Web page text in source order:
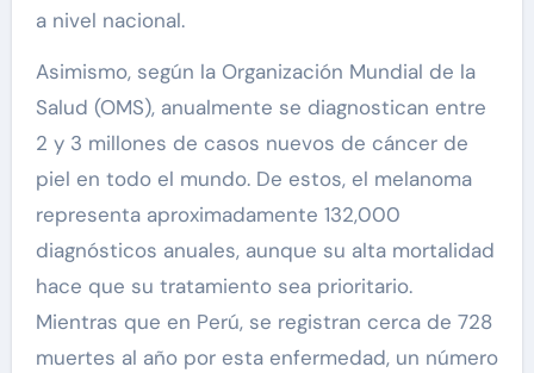
a nivel nacional.
Asimismo, según la Organización Mundial de la
Salud (OMS), anualmente se diagnostican entre
2 y 3 millones de casos nuevos de cáncer de
piel en todo el mundo. De estos, el melanoma
representa aproximadamente 132,000
diagnósticos anuales, aunque su alta mortalidad
hace que su tratamiento sea prioritario.
Mientras que en Perú, se registran cerca de 728
muertes al año por esta enfermedad, un número